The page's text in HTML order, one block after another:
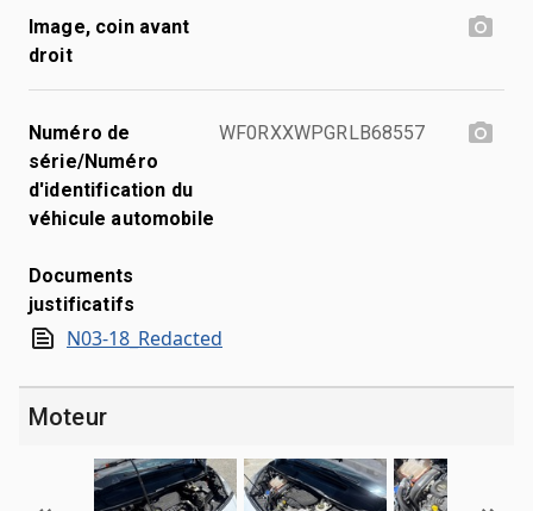
Image, coin avant
droit
Numéro de
série/Numéro
d'identification du
véhicule automobile
WF0RXXWPGRLB68557
Documents
justificatifs
N03-18_Redacted
Moteur